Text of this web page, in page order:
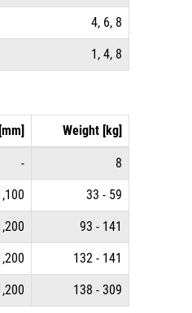
4, 6, 8
1, 4, 8
Weight [kg]
- 8
33 - 59
93 - 141
132 - 141
138 - 309